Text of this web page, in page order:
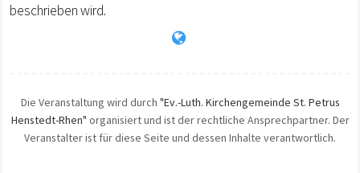
beschrieben wird.
Die Veranstaltung wird durch "Ev.-Luth. Kirchengemeinde St. Petrus
Henstedt-Rhen" organisiert und ist der rechtliche Ansprechpartner. Der
Veranstalter ist für diese Seite und dessen Inhalte verantwortlich.